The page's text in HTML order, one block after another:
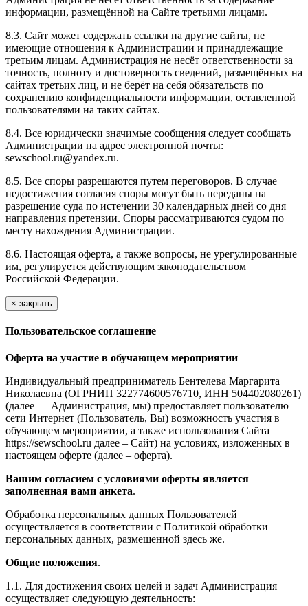
информации, размещённой на Сайте третьими лицами.
8.3. Сайт может содержать ссылки на другие сайты, не
имеющие отношения к Администрации и принадлежащие
третьим лицам. Администрация не несёт ответственности за
точность, полноту и достоверность сведений, размещённых на
сайтах третьих лиц, и не берёт на себя обязательств по
сохранению конфиденциальности информации, оставленной
пользователями на таких сайтах.
8.4. Все юридически значимые сообщения следует сообщать
Администрации на адрес электронной почты:
sewschool.ru@yandex.ru.
8.5. Все споры разрешаются путем переговоров. В случае
недостижения согласия споры могут быть переданы на
разрешение суда по истечении 30 календарных дней со дня
направления претензии. Споры рассматриваются судом по
месту нахождения Администрации.
8.6. Настоящая оферта, а также вопросы, не урегулированные
им, регулируется действующим законодательством
Российской Федерации.
× закрыть
Пользовательское соглашение
Оферта на участие в обучающем мероприятии
Индивидуальный предприниматель Бентелева Маргарита
Николаевна (ОГРНИП 322774600576710, ИНН 504402080261)
(далее — Администрация, мы) предоставляет пользователю
сети Интернет (Пользователь, Вы) возможность участия в
обучающем мероприятии, а также использования Сайта
https://sewschool.ru далее – Сайт) на условиях, изложенных в
настоящем оферте (далее – оферта).
Вашим согласием с условиями оферты является
заполненная вами анкета.
Обработка персональных данных Пользователей
осуществляется в соответствии с Политикой обработки
персональных данных, размещенной здесь же.
Общие положения.
1.1. Для достижения своих целей и задач Администрация
осуществляет следующую деятельность: